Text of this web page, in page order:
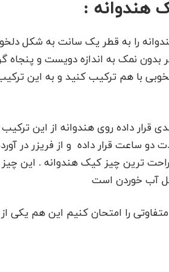
هندوانه :
را به قطر یک سانت به شکل
بدون نمک به اندازه دویست و پنجاه
با هم ترکیب کنید و به این
قرار داده روی هندوانه از این
دو ساعت قرار داده و از فریزر در
ترین چیز کیک هندوانه . این
آب خوردن است
را امتحان کنیم این هم